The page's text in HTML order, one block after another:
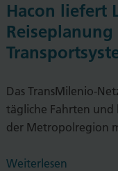
Hacon liefert
Das TransMilenio-
tägliche Fahrten
der Metropolregion
Weiterlesen